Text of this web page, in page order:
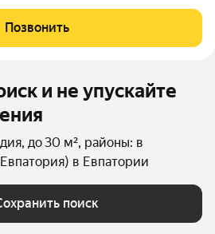
образа жизни: здесь можно
Позвонить
и не упускайте
до 30 м², районы: в
в Евпатории
поиск